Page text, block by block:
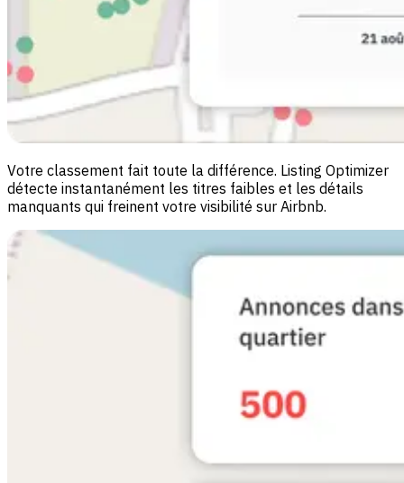
Votre classement fait toute la différence. Listing Optimizer
détecte instantanément les titres faibles et les détails
manquants qui freinent votre visibilité sur Airbnb.